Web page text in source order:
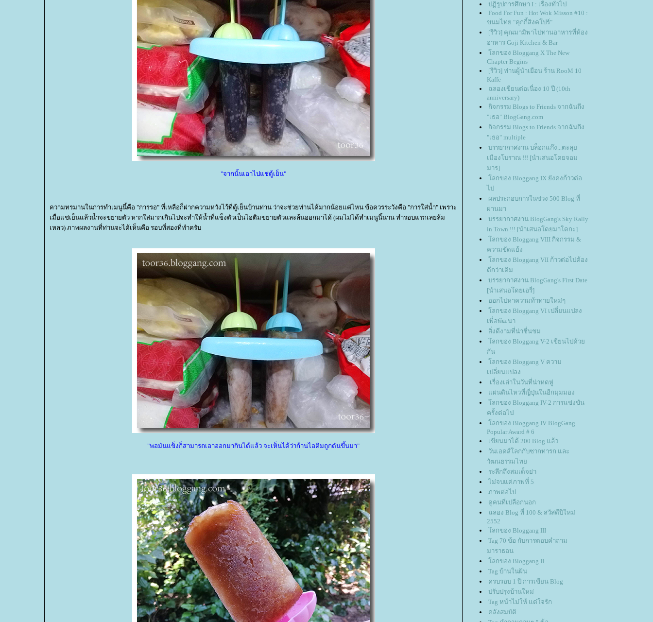
"จากนั้นเอาไปแช่ตู้เย็น"
ความทรมานในการทำเมนูนี้คือ "การรอ" ที่เหลือก็ฝากความหวังไว้ที่ตู้เย็นบ้านท่าน ว่าจะช่วยท่านได้มากน้อยแค่ไหน ข้อควรระวังคือ "การใส่น้ำ" เพราะ
เมื่อแช่เย็นแล้วน้ำจะขยายตัว หากใส่มากเกินไปจะทำให้น้ำที่แข็งตัวเป็นไอติมขยายตัวและล้นออกมาได้ (ผมไม่ได้ทำเมนูนี้นาน ทำรอบแรกเลยล้ม
เหลว) ภาพผลงานที่ท่านจะได้เห็นคือ รอบที่สองที่ทำครับ
"พอมันแข็งก็สามารถเอาออกมากินได้แล้ว จะเห็นได้ว่าก้านไอติมถูกดันขึ้นมา"
ปฏิรูปการศึกษา I : เรื่องทั่วไป
Food For Fun : Hot Wok Misson #10 :
ขนมไทย "คุกกี้สิงคโปร์"
[รีวิว] คุณมามิพาไปทานอาหารที่ห้อง
อาหาร Goji Kitchen & Bar
ลกของ Bloggang X The New
Chapter Begins
[รีวิว] ท่านผู้นำเยือน ร้าน RooM 10
Kaffe
ฉลองเขียนต่อเนื่อง 10 ปี (10th
anniversary)
กิจกรรม Blogs to Friends จากฉันถึง
"เธอ" BlogGang.com
กิจกรรม Blogs to Friends จากฉันถึง
"เธอ" multiple
บรรยากาศงาน บล็อกแก๊ง...ตะลุ
เมืองโบราณ !!! [นำเสนอโดยจอม
มาร]
ลกของ Bloggang IX ยังคงก้าวต่อ
ไป
ผลประกอบการในช่วง 500 Blog ที่
ผ่านมา
บรรยากาศงาน BlogGang's Sky Rally
in Town !!! [นำเสนอโดยมาโดกะ]
ลกของ Bloggang VIII กิจกรรม &
ความขัดแย้ง
ลกของ Bloggang VII ก้าวต่อไปต้อง
ดีกว่าเดิม
บรรยากาศงาน BlogGang's First Date
[นำเสนอโดยเอรี่]
ออกไปหาความท้าทายใหม่ๆ
ลกของ Bloggang VI เปลี่ยนแปลง
เพื่อพัฒนา
สิ่งดีงามที่น่าชื่นชม
ลกของ Bloggang V-2 เขียนไปด้ว
กัน
ลกของ Bloggang V ความ
เปลี่ยนแปลง
เรื่องเล่าในวันที่น่าหดหู่
ผ่นดินไหวที่ญี่ปุ่นในอีกมุมมอง
ลกของ Bloggang IV-2 การแข่งขัน
ครั้งต่อไป
ลกของ Bloggang IV BlogGang
Popular Award # 6
เขียนมาได้ 200 Blog แล้ว
วันเอดส์โลกกับซากทารก และ
วัฒนธรรมไท
ระลึกถึงสมเด็จย่า
ไม่จบแค่ภาพที่ 5
ภาพต่อไป
ดูคนที่เปลือกนอก
ฉลอง Blog ที่ 100 & สวัสดีปีใหม่
2552
ลกของ Bloggang III
Tag 70 ข้อ กับการตอบคำถาม
มาราธอน
ลกของ Bloggang II
Tag บ้านในฝัน
ครบรอบ 1 ปี การเขียน Blog
ปรับปรุงบ้านใหม่
Tag หน้าไม่ให้ แต่ใจรัก
คลังสมบัติ